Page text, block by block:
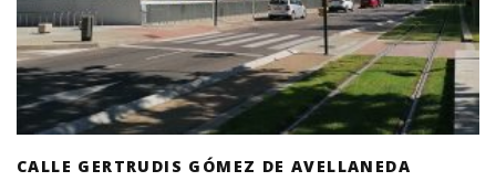
CALLE GERTRUDIS GÓMEZ DE AVELLANEDA